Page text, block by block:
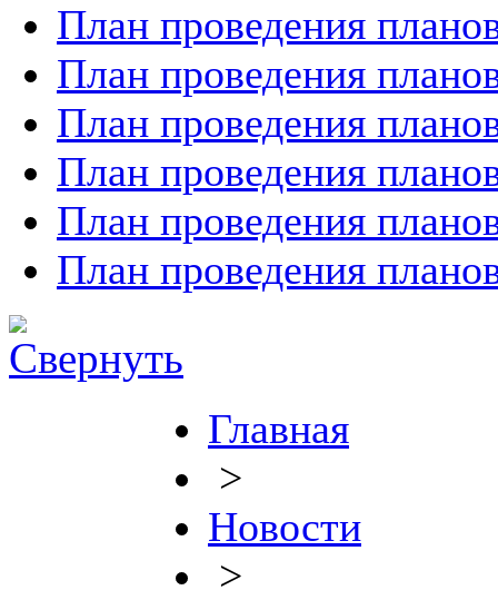
План проведения
План проведения
План проведения
План проведения
План проведения
План проведения
Главная
>
Новости
>